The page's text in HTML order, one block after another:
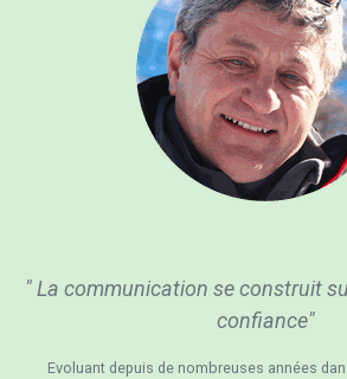
" La communication se construit
confiance"
Evoluant depuis de nombreuses années